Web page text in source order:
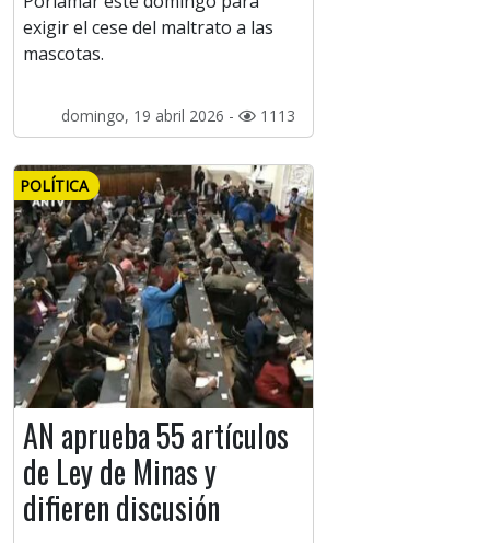
exigir el cese del maltrato a las
mascotas.
domingo, 19 abril 2026 - 1113
POLÍTICA
AN aprueba 55 artículos
de Ley de Minas y
difieren discusión